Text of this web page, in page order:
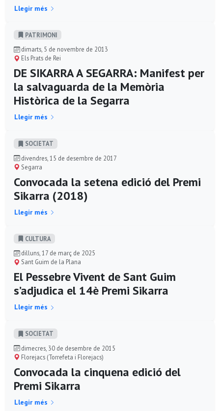
Llegir més
PATRIMONI
dimarts, 5 de novembre de 2013
Els Prats de Rei
DE SIKARRA A SEGARRA: Manifest per
la salvaguarda de la Memòria
Històrica de la Segarra
Llegir més
SOCIETAT
divendres, 15 de desembre de 2017
Segarra
Convocada la setena edició del Premi
Sikarra (2018)
Llegir més
CULTURA
dilluns, 17 de març de 2025
Sant Guim de la Plana
El Pessebre Vivent de Sant Guim
s’adjudica el 14è Premi Sikarra
Llegir més
SOCIETAT
dimecres, 30 de desembre de 2015
Florejacs (Torrefeta i Florejacs)
Convocada la cinquena edició del
Premi Sikarra
Llegir més